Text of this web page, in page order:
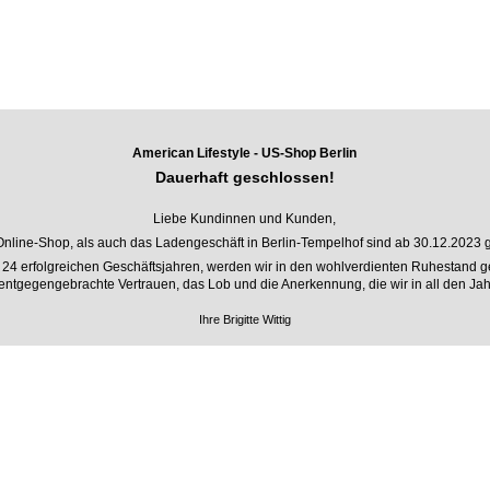
American Lifestyle - US-Shop Berlin
Dauerhaft geschlossen!
Liebe Kundinnen und Kunden,
Shop, als auch das Ladengeschäft in Berlin-Tempelhof sind ab 30.12.2023
24 erfolgreichen Geschäftsjahren, werden wir in den wohlverdienten Ruhestand
Vertrauen, das Lob und die Anerkennung, die wir in all den
Ihre Brigitte Wittig